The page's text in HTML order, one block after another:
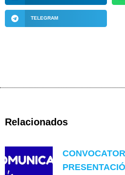
TELEGRAM
Relacionados